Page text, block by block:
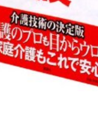
由になって介護が必要にな
ね。
て勉強しておいても損はな
でお困りの方や、将来のた